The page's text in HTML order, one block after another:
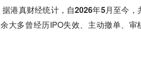
港真财经统计，自2026年5月至今，
大多曾经历IPO失效、主动撤单、审